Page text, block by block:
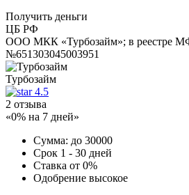
Получить деньги
ЦБ РФ
ООО МКК «Турбозайм»; в реестре
№651303045003951
Турбозайм
4.5
2 отзыва
«0% на 7 дней»
Сумма: до 30000
Срок 1 - 30 дней
Ставка от 0%
Одобрение высокое